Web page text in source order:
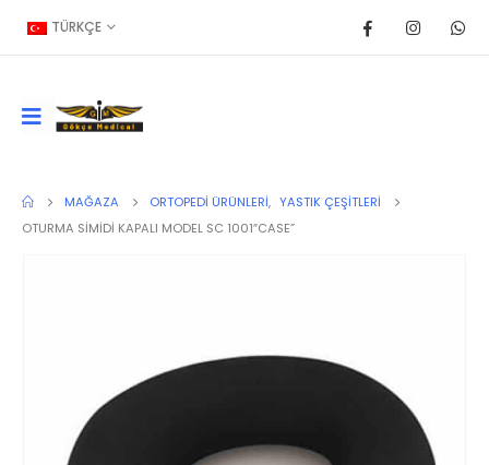
TÜRKÇE
MAĞAZA ORTOPEDI ÜRÜNLERI, YASTIK ÇEŞITLERI
OTURMA SİMİDİ KAPALI MODEL SC 1001″CASE”